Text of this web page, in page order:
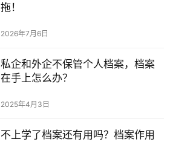
拖！
2026年7月6日
私企和外企不保管个人档案，档案
在手上怎么办？
2025年4月3日
不上学了档案还有用吗？档案作用